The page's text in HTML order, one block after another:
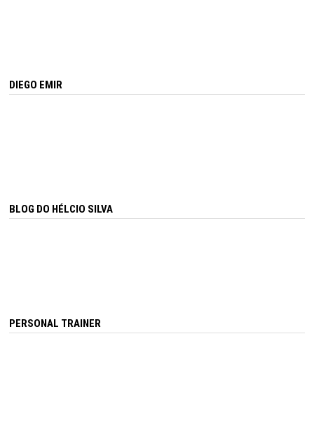
DIEGO EMIR
BLOG DO HÉLCIO SILVA
PERSONAL TRAINER